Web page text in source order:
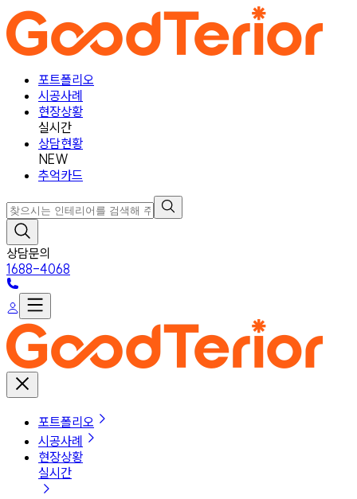
포트폴리오
시공사례
현장상황
실시간
상담현황
NEW
추억카드
상담문의
1688-4068
포트폴리오
시공사례
현장상황
실시간